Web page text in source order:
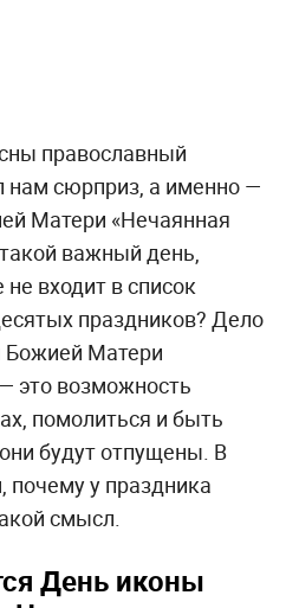
православный
нам сюрприз, а именно —
Матери «Нечаянная
важный день,
входит в список
праздников? Дело
Божией Матери
это возможность
помолиться и быть
будут отпущены. В
у праздника
смысл.
День иконы